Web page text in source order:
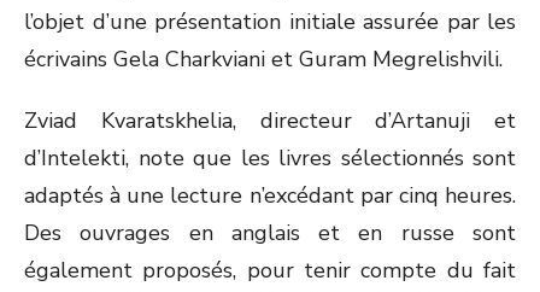
l’objet d’une présentation initiale assurée par les
écrivains Gela Charkviani et Guram Megrelishvili.
Zviad Kvaratskhelia, directeur d’Artanuji et
d’Intelekti, note que les livres sélectionnés sont
adaptés à une lecture n’excédant par cinq heures.
Des ouvrages en anglais et en russe sont
également proposés, pour tenir compte du fait